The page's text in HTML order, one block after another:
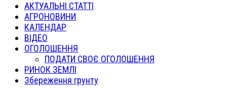
АКТУАЛЬНІ СТАТТІ
АГРОНОВИНИ
КАЛЕНДАР
ВІДЕО
ОГОЛОШЕННЯ
ПОДАТИ СВОЄ ОГОЛОШЕННЯ
РИНОК ЗЕМЛІ
Збереження грунту